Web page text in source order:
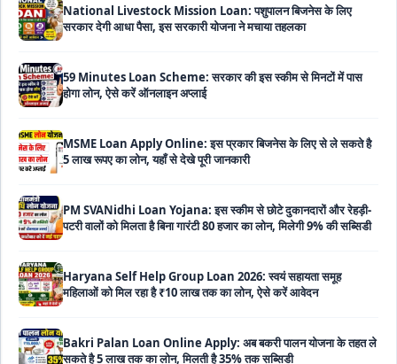
59 Minutes Loan Scheme: सरकार की इस स्कीम से मिनटों में पास
होगा लोन, ऐसे करें ऑनलाइन अप्लाई
MSME Loan Apply Online: इस प्रकार बिजनेस के लिए से ले सकते है
5 लाख रूपए का लोन, यहाँ से देखे पूरी जानकारी
PM SVANidhi Loan Yojana: इस स्कीम से छोटे दुकानदारों और रेहड़ी-
पटरी वालों को मिलता है बिना गारंटी 80 हजार का लोन, मिलेगी 9% की सब्सिडी
Haryana Self Help Group Loan 2026: स्वयं सहायता समूह
महिलाओं को मिल रहा है ₹10 लाख तक का लोन, ऐसे करें आवेदन
Bakri Palan Loan Online Apply: अब बकरी पालन योजना के तहत ले
सकते है 5 लाख तक का लोन, मिलती है 35% तक सब्सिडी
SBI Animal Husbandry Loan Scheme: SBI पशुपालन लोन